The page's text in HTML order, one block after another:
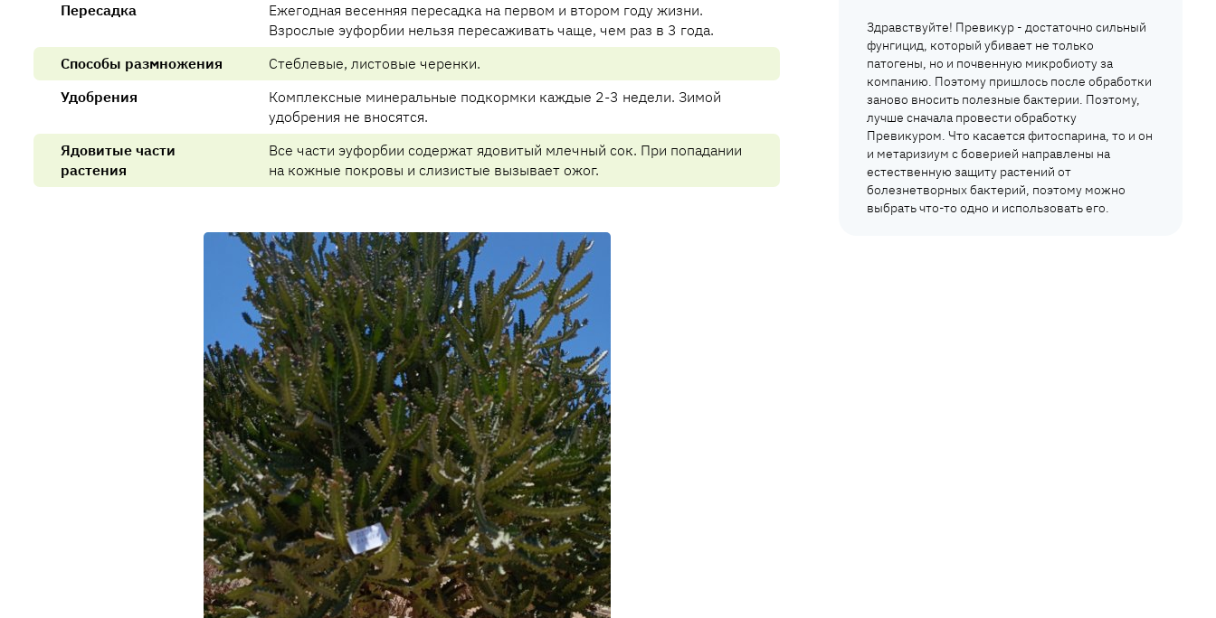
Пересадка
Ежегодная весенняя пересадка на первом и втором году жизни.
Взрослые эуфорбии нельзя пересаживать чаще, чем раз в 3 года.
Способы размножения
Стеблевые, листовые черенки.
Удобрения
Комплексные минеральные подкормки каждые 2-3 недели. Зимой
удобрения не вносятся.
Ядовитые части
растения
Все части эуфорбии содержат ядовитый млечный сок. При попадании
на кожные покровы и слизистые вызывает ожог.
Здравствуйте! Превикур - достаточно сильный
фунгицид, который убивает не только
патогены, но и почвенную микробиоту за
компанию. Поэтому пришлось после обработки
заново вносить полезные бактерии. Поэтому,
лучше сначала провести обработку
Превикуром. Что касается фитоспарина, то и он
и метаризиум с боверией направлены на
естественную защиту растений от
болезнетворных бактерий, поэтому можно
выбрать что-то одно и использовать его.